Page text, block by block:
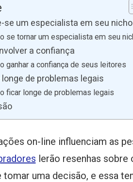
se um especialista em seu nicho
se tornar um especialista em seu
a confiança
ganhar a confiança de seus leitores
longe de problemas legais
ficar longe de problemas legais
on-line influenciam as
lerão resenhas
tomar uma decisão, e essa